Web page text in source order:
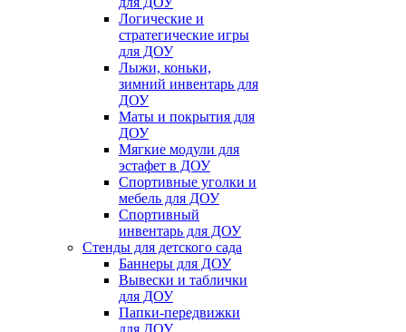
Логические и
стратегические игры
для ДОУ
Лыжи, коньки,
зимний инвентарь для
ДОУ
Маты и покрытия для
ДОУ
Мягкие модули для
эстафет в ДОУ
Спортивные уголки и
мебель для ДОУ
Спортивный
инвентарь для ДОУ
Стенды для детского сада
Баннеры для ДОУ
Вывески и таблички
для ДОУ
Папки-передвижки
для ДОУ